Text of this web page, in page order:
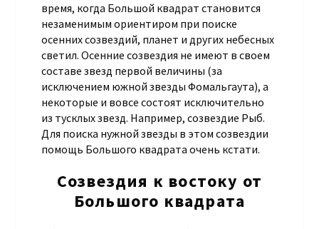
время, когда Большой квадрат становится
незаменимым ориентиром при поиске
осенних созвездий, планет и других небесных
светил. Осенние созвездия не имеют в своем
составе звезд первой величины (за
исключением южной звезды Фомальгаута), а
некоторые и вовсе состоят исключительно
из тусклых звезд. Например, созвездие Рыб.
Для поиска нужной звезды в этом созвездии
помощь Большого квадрата очень кстати.
Созвездия к востоку от
Большого квадрата